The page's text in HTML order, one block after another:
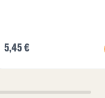
5,45 €